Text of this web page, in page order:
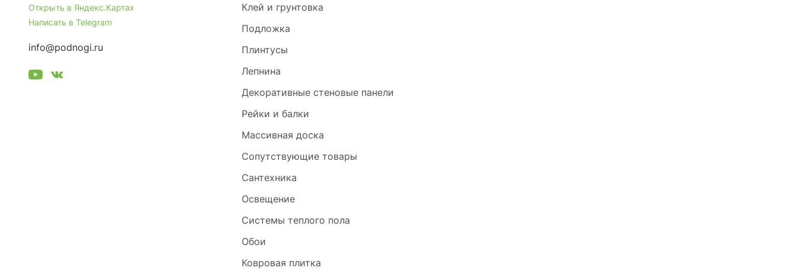
Клей и грунтовка
Подложка
Плинтусы
Лепнина
Декоративные стеновые панели
Рейки и балки
Массивная доска
Сопутствующие товары
Сантехника
Освещение
Системы теплого пола
Обои
Ковровая плитка
Открыть в Яндекс.Картах
Написать в Telegram
info@podnogi.ru